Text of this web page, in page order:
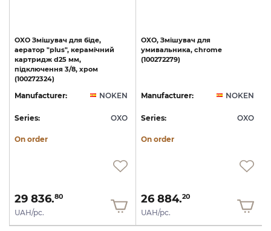
OXO Змішувач для біде,
аератор "plus", керамічний
картридж d25 мм,
підключення 3/8, хром
(100272324)
Manufacturer: NOKEN
Series: OXO
On order
29 836.80
UAH/pc.
OXO, Змішувач для
умивальника, chrome
(100272279)
Manufacturer: NOKEN
Series: OXO
On order
26 884.20
UAH/pc.